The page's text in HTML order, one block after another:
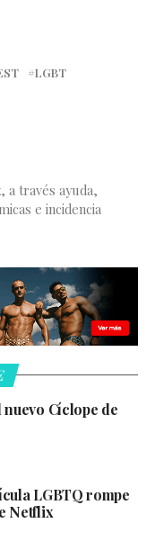
LGBT
a través ayuda,
e incidencia
Cíclope de
LGBTQ rompe
Netflix